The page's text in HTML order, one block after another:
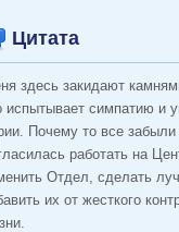
Цитата
здесь закидают
испытывает симпатию и
Почему то все
работать на
Отдел, сделать
их от жесткого